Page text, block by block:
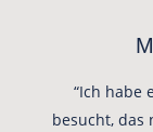
“Ich habe
besucht, das